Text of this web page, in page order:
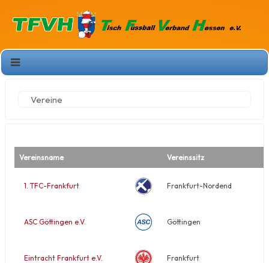
Vereine
Vereinsname Vereinssitz
1. TFC-Frankfurt Frankfurt-Nordend
ASC Göttingen e.V. Göttingen
Eintracht Frankfurt e.V. Frankfurt